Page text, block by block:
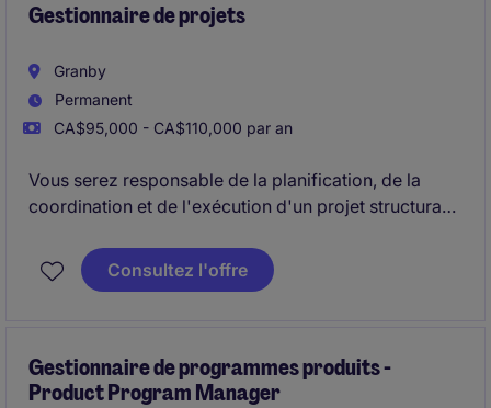
Gestionnaire de projets
Granby
Permanent
CA$95,000 - CA$110,000 par an
Vous serez responsable de la planification, de la
coordination et de l'exécution d'un projet structurant
améliorer la performance globale des opérations.
Consultez l'offre
Gestionnaire de programmes produits -
Product Program Manager